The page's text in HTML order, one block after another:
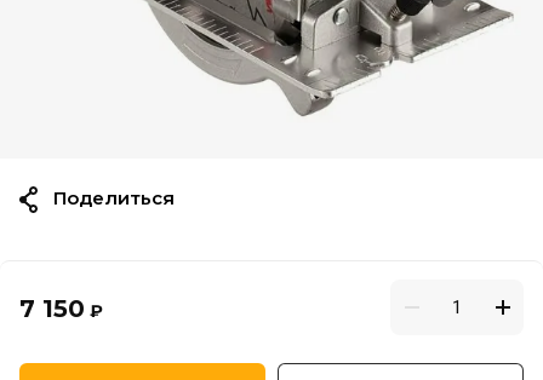
7 150 ₽
Поделиться